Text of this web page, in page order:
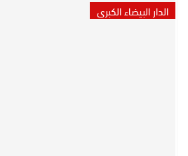
الدار البيضاء الكبرى